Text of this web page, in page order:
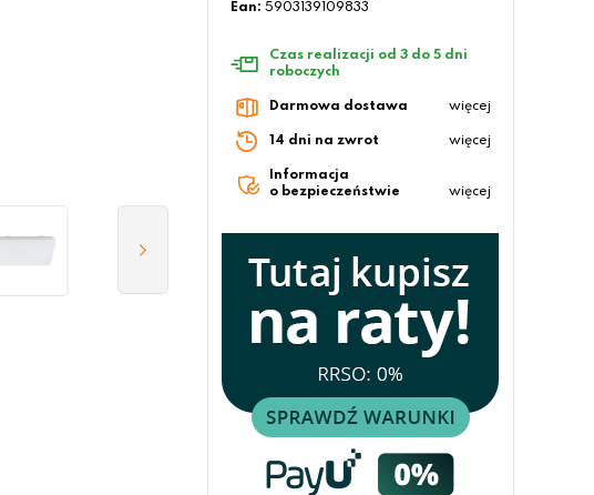
Ean: 5903139109833
Czas realizacji od 3 do 5 dni
roboczych
Darmowa dostawa więcej
14 dni na zwrot więcej
Informacja
o bezpieczeństwie
więcej